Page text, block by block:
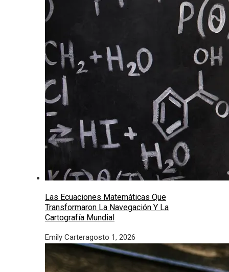
Las Ecuaciones Matemáticas Que
Transformaron La Navegación Y La
Cartografía Mundial
Emily Carteragosto 1, 2026